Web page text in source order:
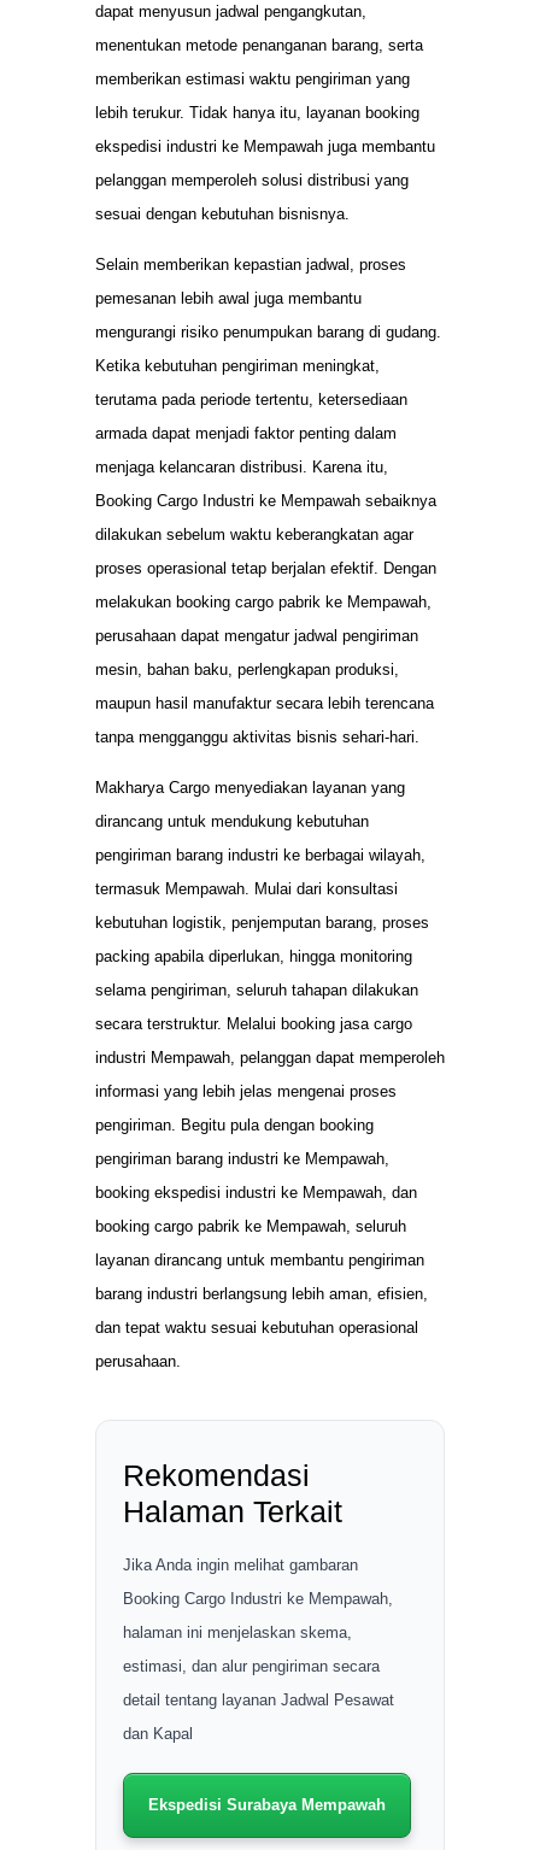
dapat menyusun jadwal pengangkutan,
menentukan metode penanganan barang, serta
memberikan estimasi waktu pengiriman yang
lebih terukur. Tidak hanya itu, layanan booking
ekspedisi industri ke Mempawah juga membantu
pelanggan memperoleh solusi distribusi yang
sesuai dengan kebutuhan bisnisnya.
Selain memberikan kepastian jadwal, proses
pemesanan lebih awal juga membantu
mengurangi risiko penumpukan barang di gudang.
Ketika kebutuhan pengiriman meningkat,
terutama pada periode tertentu, ketersediaan
armada dapat menjadi faktor penting dalam
menjaga kelancaran distribusi. Karena itu,
Booking Cargo Industri ke Mempawah sebaiknya
dilakukan sebelum waktu keberangkatan agar
proses operasional tetap berjalan efektif. Dengan
melakukan booking cargo pabrik ke Mempawah,
perusahaan dapat mengatur jadwal pengiriman
mesin, bahan baku, perlengkapan produksi,
maupun hasil manufaktur secara lebih terencana
tanpa mengganggu aktivitas bisnis sehari-hari.
Makharya Cargo menyediakan layanan yang
dirancang untuk mendukung kebutuhan
pengiriman barang industri ke berbagai wilayah,
termasuk Mempawah. Mulai dari konsultasi
kebutuhan logistik, penjemputan barang, proses
packing apabila diperlukan, hingga monitoring
selama pengiriman, seluruh tahapan dilakukan
secara terstruktur. Melalui booking jasa cargo
industri Mempawah, pelanggan dapat memperoleh
informasi yang lebih jelas mengenai proses
pengiriman. Begitu pula dengan booking
pengiriman barang industri ke Mempawah,
booking ekspedisi industri ke Mempawah, dan
booking cargo pabrik ke Mempawah, seluruh
layanan dirancang untuk membantu pengiriman
barang industri berlangsung lebih aman, efisien,
dan tepat waktu sesuai kebutuhan operasional
perusahaan.
Rekomendasi
Halaman Terkait
Jika Anda ingin melihat gambaran
Booking Cargo Industri ke Mempawah,
halaman ini menjelaskan skema,
estimasi, dan alur pengiriman secara
detail tentang layanan Jadwal Pesawat
dan Kapal
Ekspedisi Surabaya Mempawah